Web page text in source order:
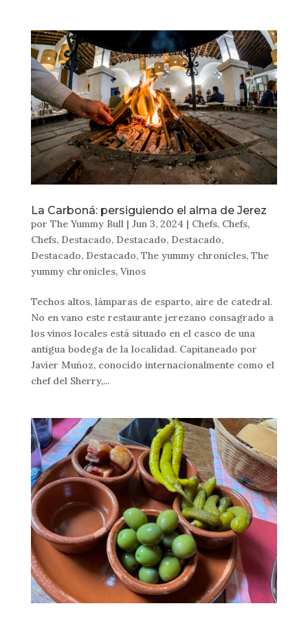
La Carboná: persiguiendo el alma de Jerez
por The Yummy Bull| Jun 3, 2024 | Chefs, Chefs,
Chefs, Destacado, Destacado, Destacado,
Destacado, Destacado, The yummy chronicles, The
yummy chronicles, Vinos
Techos altos, lámparas de esparto, aire de catedral.
No en vano este restaurante jerezano consagrado a
los vinos locales está situado en el casco de una
antigua bodega de la localidad. Capitaneado por
Javier Muñoz, conocido internacionalmente como el
chef del Sherry,...